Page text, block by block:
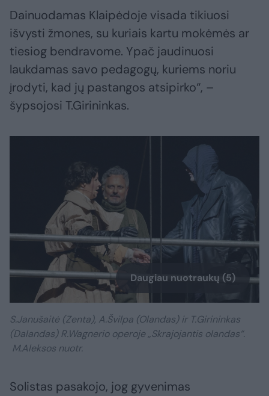
Dainuodamas Klaipėdoje visada tikiuosi
išvysti žmones, su kuriais kartu mokėmės ar
tiesiog bendravome. Ypač jaudinuosi
laukdamas savo pedagogų, kuriems noriu
įrodyti, kad jų pastangos atsipirko“, –
šypsojosi T.Girininkas.
Daugiau nuotraukų (5)
S.Janušaitė (Zenta), A.Švilpa (Olandas) ir T.Girininkas
(Dalandas) R.Wagnerio operoje „Skrajojantis olandas“.
M.Aleksos nuotr.
Solistas pasakojo, jog gyvenimas